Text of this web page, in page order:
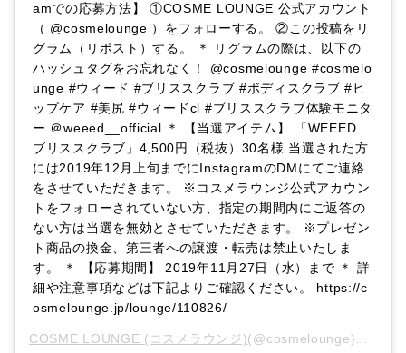
amでの応募方法】 ①COSME LOUNGE 公式アカウント
（ @cosmelounge ）をフォローする。 ②この投稿をリ
グラム（リポスト）する。 ＊ リグラムの際は、以下の
ハッシュタグをお忘れなく！ @cosmelounge #cosmelo
unge #ウィード #ブリススクラブ #ボディスクラブ #ヒ
ップケア #美尻 #ウィードcl #ブリススクラブ体験モニタ
ー ＠weeed__official ＊ 【当選アイテム】 「WEEED
ブリススクラブ」4,500円（税抜）30名様 当選された方
には2019年12月上旬までにInstagramのDMにてご連絡
をさせていただきます。 ※コスメラウンジ公式アカウン
トをフォローされていない方、指定の期間内にご返答の
ない方は当選を無効とさせていただきます。 ※プレゼン
ト商品の換金、第三者への譲渡・転売は禁止いたしま
す。 ＊ 【応募期間】 2019年11月27日（水）まで ＊ 詳
細や注意事項などは下記よりご確認ください。 https://c
osmelounge.jp/lounge/110826/
COSME LOUNGE (コスメラウンジ)(@cosmelounge)がシェアした投稿 –